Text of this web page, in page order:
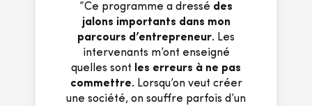
”Ce programme a dressé des
jalons importants dans mon
parcours d’entrepreneur. Les
intervenants m’ont enseigné
quelles sont les erreurs à ne pas
commettre.Lorsqu’on veut créer
une société, on souffre parfois d’un